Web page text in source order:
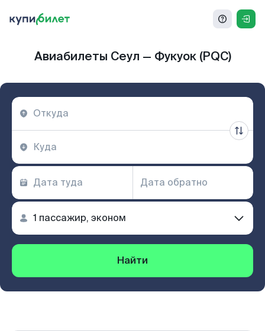
Авиабилеты Сеул — Фукуок (PQC)
Найти